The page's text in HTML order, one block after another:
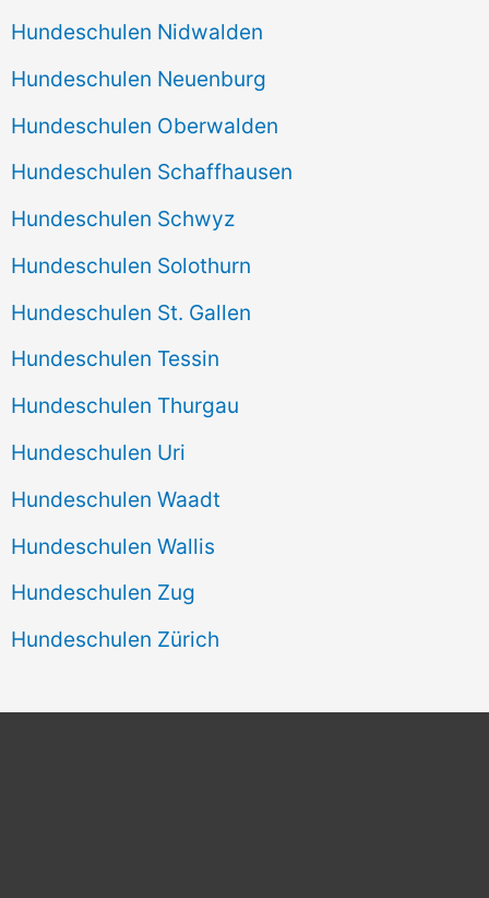
Hundeschulen Nidwalden
Hundeschulen Neuenburg
Hundeschulen Oberwalden
Hundeschulen Schaffhausen
Hundeschulen Schwyz
Hundeschulen Solothurn
Hundeschulen St. Gallen
Hundeschulen Tessin
Hundeschulen Thurgau
Hundeschulen Uri
Hundeschulen Waadt
Hundeschulen Wallis
Hundeschulen Zug
Hundeschulen Zürich